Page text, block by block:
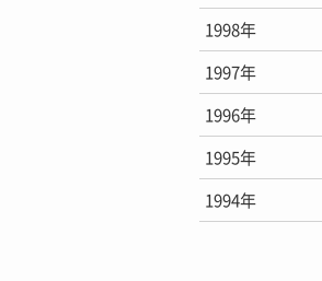
1998年
1997年
1996年
1995年
1994年